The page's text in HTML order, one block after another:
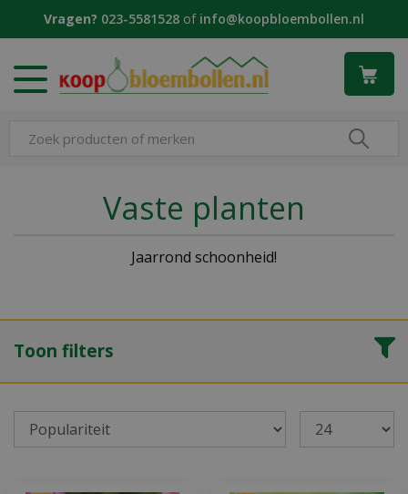
Vragen? 023-5581528 of info@koopbloembollen.nl
Vaste planten
Jaarrond schoonheid!
Toon filters